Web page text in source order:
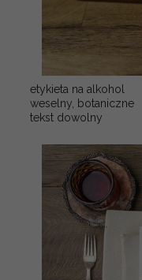
etykieta na alkohol
weselny, botaniczne
tekst dowolny